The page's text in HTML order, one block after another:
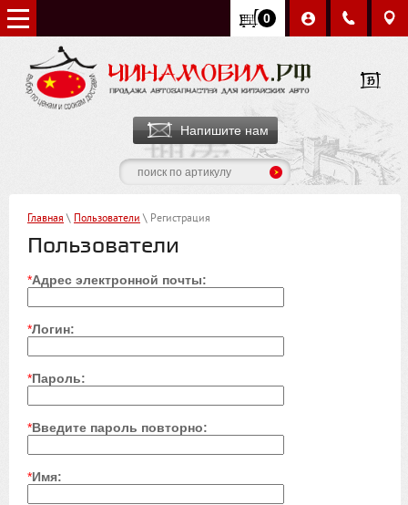
0
Напишите нам
Главная \ Пользователи \ Регистрация
Пользователи
*Адрес электронной почты:
*Логин:
*Пароль:
*Введите пароль повторно:
*Имя: